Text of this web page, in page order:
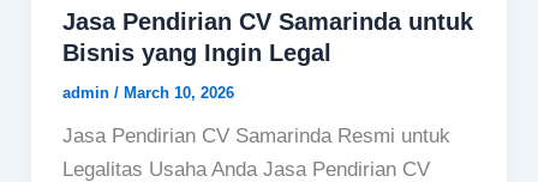
Jasa Pendirian CV Samarinda untuk
Bisnis yang Ingin Legal
admin / March 10, 2026
Jasa Pendirian CV Samarinda Resmi untuk
Legalitas Usaha Anda Jasa Pendirian CV